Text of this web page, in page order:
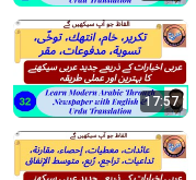
17:57